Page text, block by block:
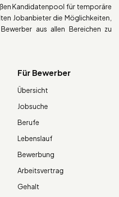
Kandidatenpool für temporäre
Jobanbieter die Möglichkeiten,
aus allen Bereichen zu
Für Bewerber
Übersicht
Jobsuche
Berufe
Lebenslauf
Bewerbung
Arbeitsvertrag
Gehalt